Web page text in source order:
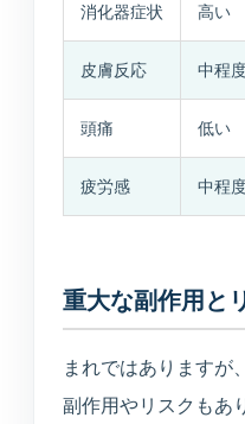
消化器症状 高い
皮膚反応 中程
頭痛 低い
疲労感 中程
重大な副作用と
まれではありますが
副作用やリスクもあ
こんにちは。予約
目安をご案内できま
内情報だけを使って回
予約ページはどこ？ 今